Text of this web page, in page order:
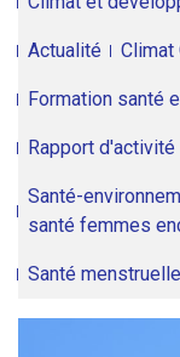
Actualité Climat
Formation santé
Rapport d'activité
Santé-
santé femmes
Santé menstruelle